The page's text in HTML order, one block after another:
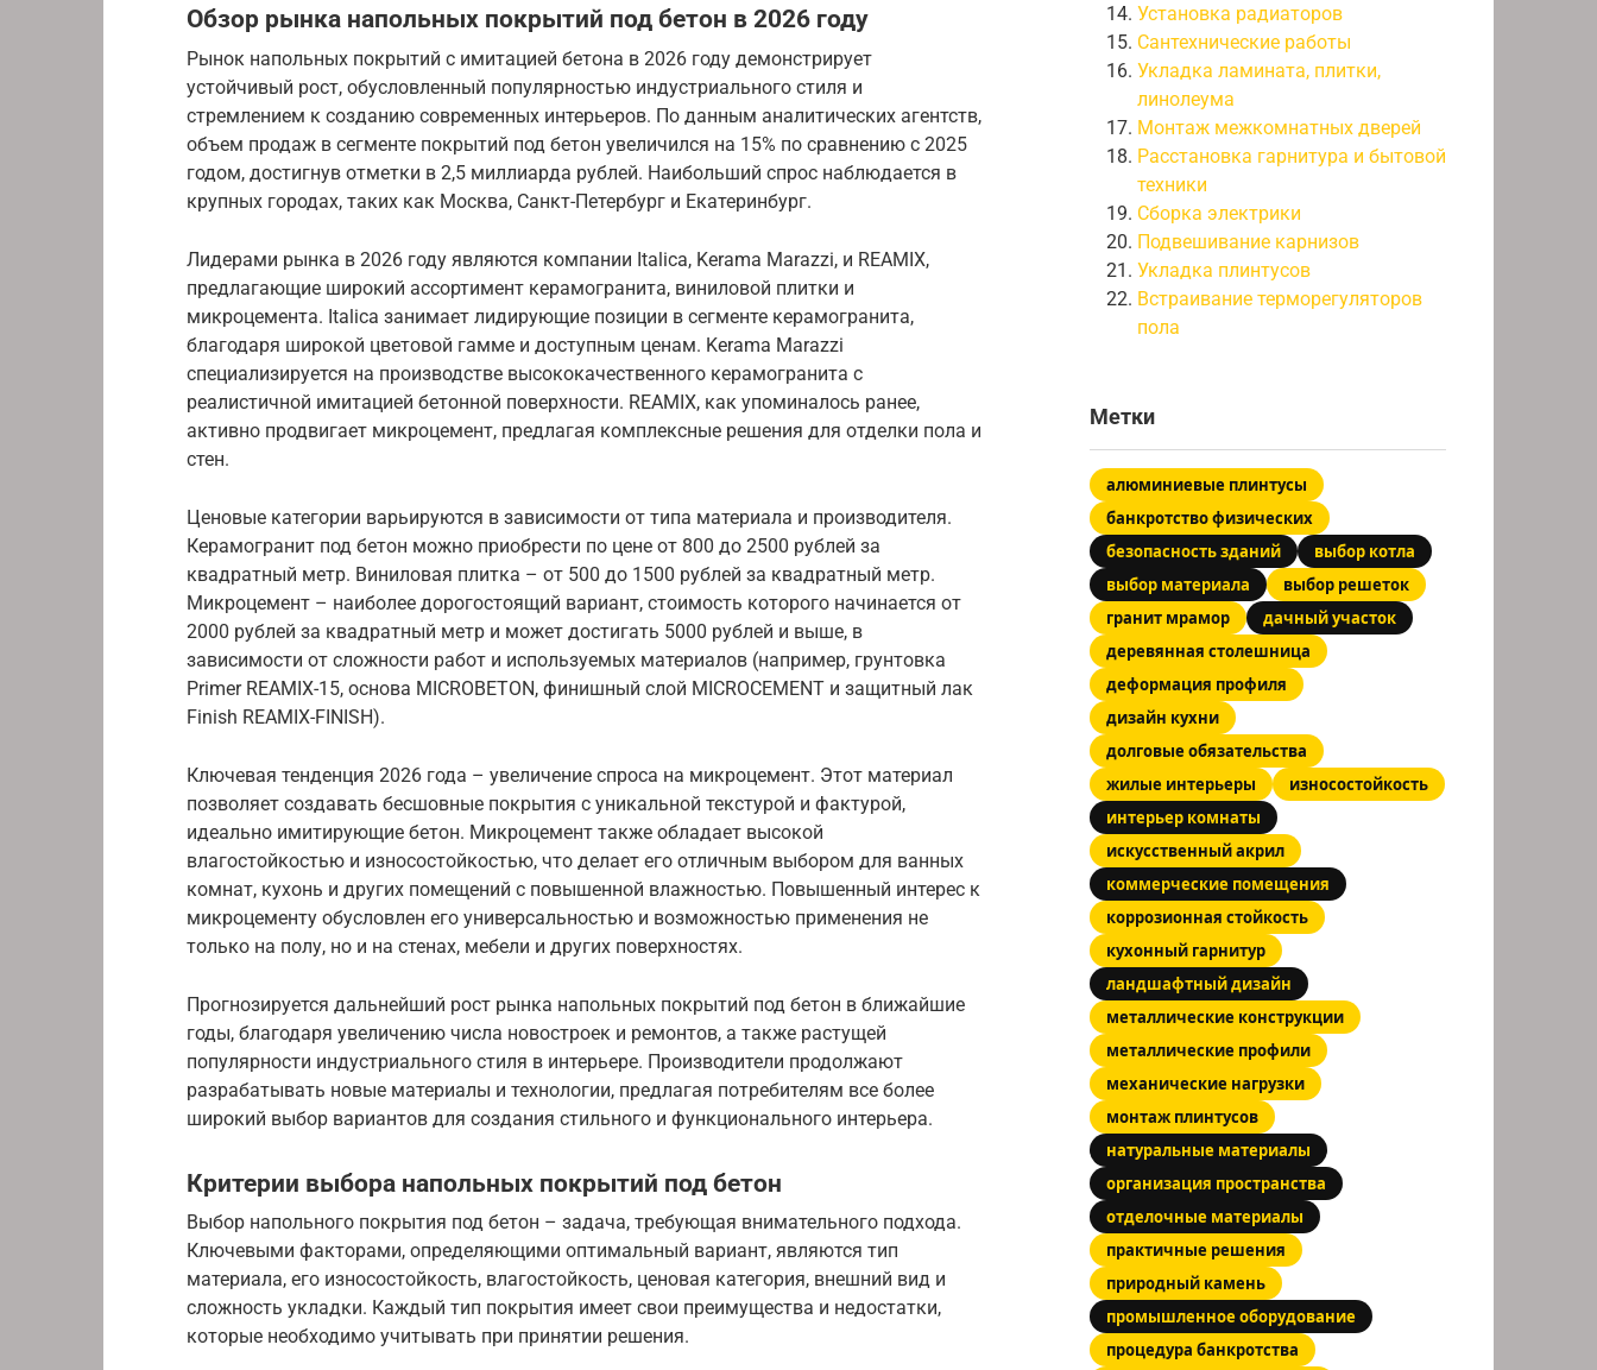
Обзор рынка напольных покрытий под бетон в 2026 году
Рынок напольных покрытий с имитацией бетона в 2026 году демонстрирует
устойчивый рост, обусловленный популярностью индустриального стиля и
стремлением к созданию современных интерьеров. По данным аналитических агентств,
объем продаж в сегменте покрытий под бетон увеличился на 15% по сравнению с 2025
годом, достигнув отметки в 2,5 миллиарда рублей. Наибольший спрос наблюдается в
крупных городах, таких как Москва, Санкт-Петербург и Екатеринбург.
Лидерами рынка в 2026 году являются компании Italica, Kerama Marazzi, и REAMIX,
предлагающие широкий ассортимент керамогранита, виниловой плитки и
микроцемента. Italica занимает лидирующие позиции в сегменте керамогранита,
благодаря широкой цветовой гамме и доступным ценам. Kerama Marazzi
специализируется на производстве высококачественного керамогранита с
реалистичной имитацией бетонной поверхности. REAMIX, как упоминалось ранее,
активно продвигает микроцемент, предлагая комплексные решения для отделки пола и
стен.
Ценовые категории варьируются в зависимости от типа материала и производителя.
Керамогранит под бетон можно приобрести по цене от 800 до 2500 рублей за
квадратный метр. Виниловая плитка – от 500 до 1500 рублей за квадратный метр.
Микроцемент – наиболее дорогостоящий вариант, стоимость которого начинается от
2000 рублей за квадратный метр и может достигать 5000 рублей и выше, в
зависимости от сложности работ и используемых материалов (например, грунтовка
Primer REAMIX-15, основа MICROBETON, финишный слой MICROCEMENT и защитный лак
Finish REAMIX-FINISH).
Ключевая тенденция 2026 года – увеличение спроса на микроцемент. Этот материал
позволяет создавать бесшовные покрытия с уникальной текстурой и фактурой,
идеально имитирующие бетон. Микроцемент также обладает высокой
влагостойкостью и износостойкостью, что делает его отличным выбором для ванных
комнат, кухонь и других помещений с повышенной влажностью. Повышенный интерес к
микроцементу обусловлен его универсальностью и возможностью применения не
только на полу, но и на стенах, мебели и других поверхностях.
Прогнозируется дальнейший рост рынка напольных покрытий под бетон в ближайшие
годы, благодаря увеличению числа новостроек и ремонтов, а также растущей
популярности индустриального стиля в интерьере. Производители продолжают
разрабатывать новые материалы и технологии, предлагая потребителям все более
широкий выбор вариантов для создания стильного и функционального интерьера.
Критерии выбора напольных покрытий под бетон
Выбор напольного покрытия под бетон – задача, требующая внимательного подхода.
Ключевыми факторами, определяющими оптимальный вариант, являются тип
материала, его износостойкость, влагостойкость, ценовая категория, внешний вид и
сложность укладки. Каждый тип покрытия имеет свои преимущества и недостатки,
которые необходимо учитывать при принятии решения.
Установка радиаторов
Сантехнические работы
Укладка ламината, плитки,
линолеума
Монтаж межкомнатных дверей
Расстановка гарнитура и бытовой
техники
Сборка электрики
Подвешивание карнизов
Укладка плинтусов
Встраивание терморегуляторов
пола
Метки
алюминиевые плинтусы
банкротство физических
безопасность зданий
выбор котла
выбор материала
выбор решеток
гранит мрамор
дачный участок
деревянная столешница
деформация профиля
дизайн кухни
долговые обязательства
жилые интерьеры
износостойкость
интерьер комнаты
искусственный акрил
коммерческие помещения
коррозионная стойкость
кухонный гарнитур
ландшафтный дизайн
металлические конструкции
металлические профили
механические нагрузки
монтаж плинтусов
натуральные материалы
организация пространства
отделочные материалы
практичные решения
природный камень
промышленное оборудование
процедура банкротства